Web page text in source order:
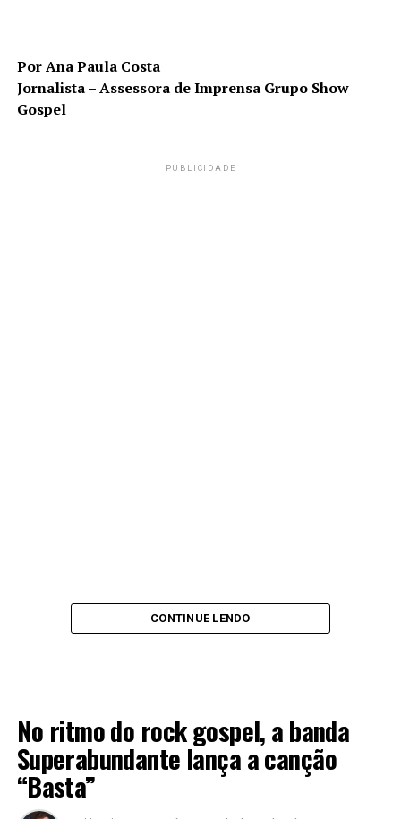
Por Ana Paula Costa
Jornalista – Assessora de Imprensa Grupo Show
Gospel
PUBLICIDADE
CONTINUE LENDO
No ritmo do rock gospel, a banda
Superabundante lança a canção
“Basta”